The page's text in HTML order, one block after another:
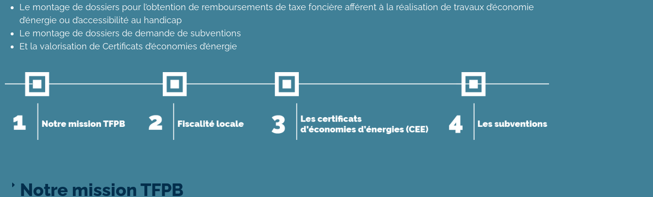
Le montage de dossiers pour l’obtention de remboursements de taxe foncière afférent à la réalisation de travaux d’économie
d’énergie ou d’accessibilité au handicap
Le montage de dossiers de demande de subventions
Et la valorisation de Certificats d’économies d’énergie
Notre mission TFPB